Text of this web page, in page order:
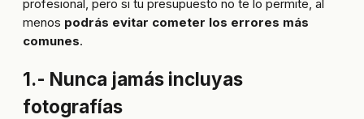
profesional, pero si tu presupuesto no te lo permite, al
menos podrás evitar cometer los errores más
comunes.
1.- Nunca jamás incluyas
fotografías